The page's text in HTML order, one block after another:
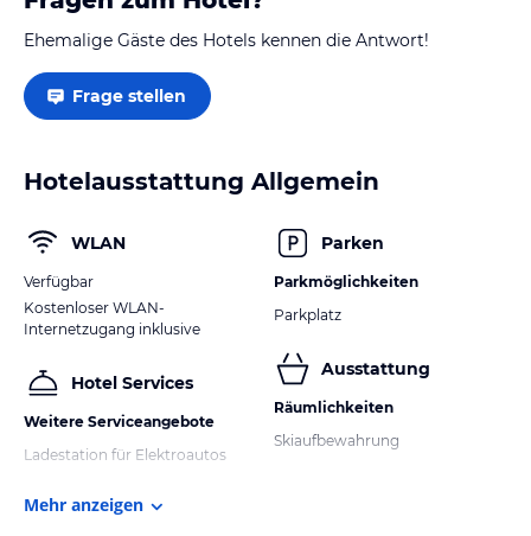
Hinweis:
Angaben ohne Gewähr. Bitte lies vor der Buchung die
verbindlichenAngebotsdetails
Ehemalige Gäste des Hotels kennen die Antwort!
Frage stellen
Hotelausstattung Allgemein
WLAN
Verfügbar
Kostenloser WLAN-
Internetzugang inklusive
Hotel Services
Weitere Serviceangebote
Ladestation für Elektroautos
Parken
Parkmöglichkeiten
Parkplatz
Ausstattung
Räumlichkeiten
Skiaufbewahrung
Mehr anzeigen